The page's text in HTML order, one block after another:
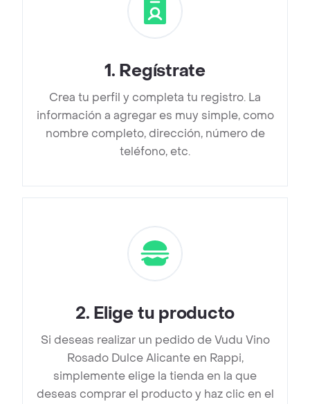
1. Regístrate
Crea tu perfil y completa tu registro. La
información a agregar es muy simple, como
nombre completo, dirección, número de
teléfono, etc.
2. Elige tu producto
Si deseas realizar un pedido de Vudu Vino
Rosado Dulce Alicante en Rappi,
simplemente elige la tienda en la que
deseas comprar el producto y haz clic en el